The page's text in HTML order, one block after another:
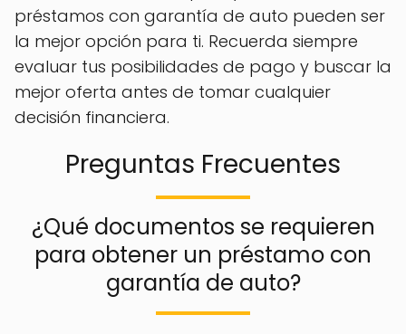
préstamos con garantía de auto pueden ser
la mejor opción para ti. Recuerda siempre
evaluar tus posibilidades de pago y buscar la
mejor oferta antes de tomar cualquier
decisión financiera.
Preguntas Frecuentes
¿Qué documentos se requieren
para obtener un préstamo con
garantía de auto?